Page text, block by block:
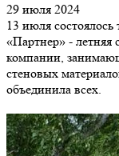
29 июля 2024
13 июля
«Партнер» - летняя
компании,
стеновых
объединила всех.